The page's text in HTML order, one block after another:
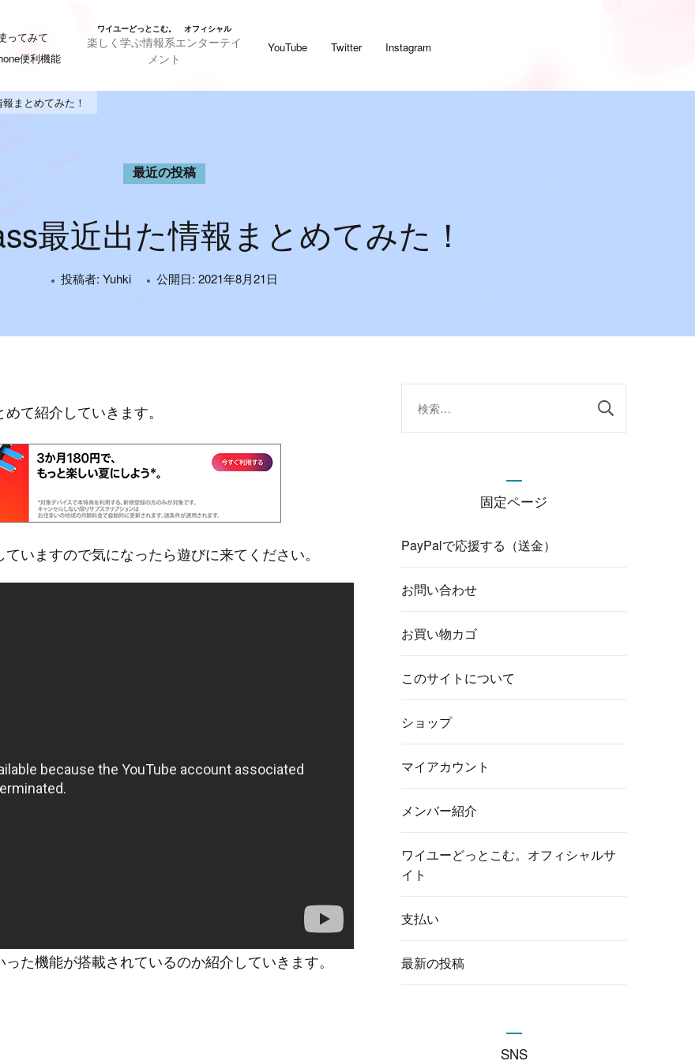
ってみて
便利機能
YouTube Twitter Instagram
ワイユーどっとこむ。 オフィシャル
楽しく学ぶ情報系エンターテイ
メント
まとめてみた！
最近の投稿
最近出た情報まとめてみた！
投稿者: Yuhki 公開日: 2021年8月21日
て紹介していきます。
いますので気になったら遊びに来てください。
た機能が搭載されているのか紹介していきます。
固定ページ
PayPalで応援する（送金）
お問い合わせ
お買い物カゴ
このサイトについて
ショップ
マイアカウント
メンバー紹介
ワイユーどっとこむ。オフィシャルサ
イト
支払い
最新の投稿
SNS